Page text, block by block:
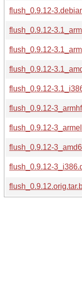
flush_0.9.12-
flush_0.9.12-
flush_0.9.12-
flush_0.9.12-
flush_0.9.12-
flush_0.9.12-
flush_0.9.12-
flush_0.9.12-
flush_0.9.12-